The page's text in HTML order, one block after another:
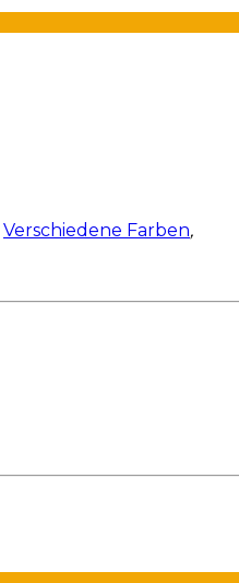
Verschiedene Farben,